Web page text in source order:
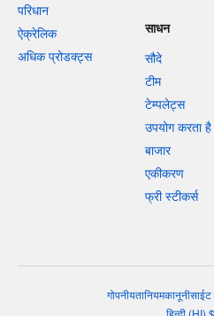
परिधान
ऐक्रेलिक
अधिक प्रोडक्ट्स
साधन
सौदे
टीम
टेम्पलेट्स
उपयोग करता है
बाजार
एकीकरण
फ्री स्टीकर्स
गोपनीयतानियमकानूनीसाईट
हिन्दी(HI) $